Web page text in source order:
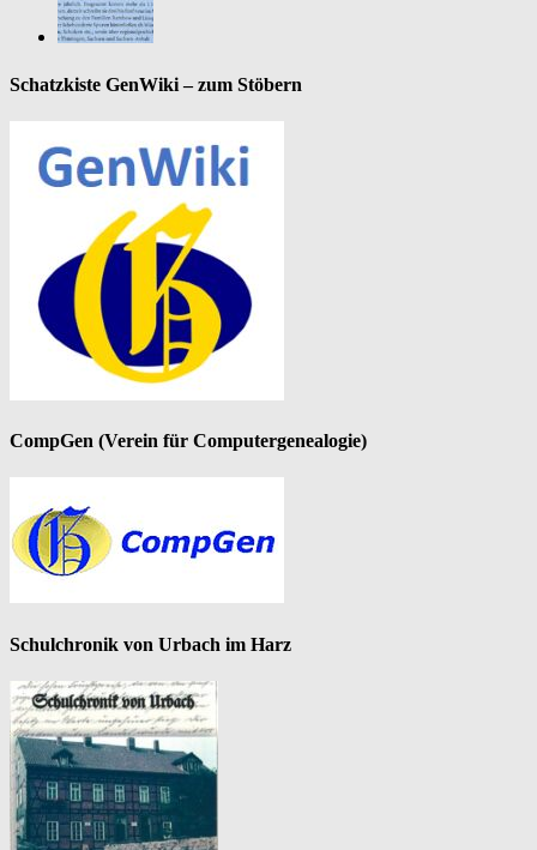
Schatzkiste GenWiki – zum Stöbern
CompGen (Verein für Computergenealogie)
Schulchronik von Urbach im Harz